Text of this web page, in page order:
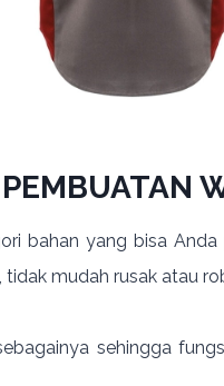
bahan yang bisa
mudah rusak atau
sehingga